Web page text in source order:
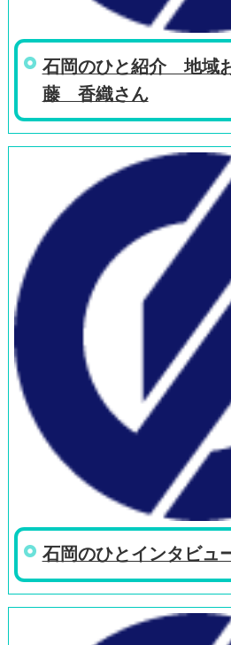
石岡のひと紹介 地域
藤 香織さん
石岡のひとインタビュ